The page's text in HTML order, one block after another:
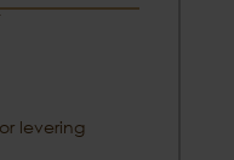
levering